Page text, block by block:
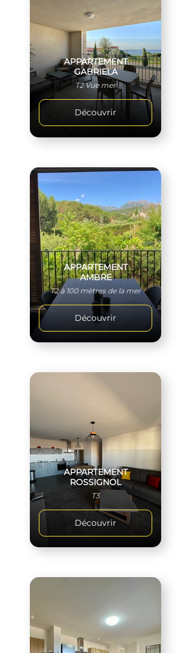
APPARTEMENT
GABRIELA
T2 Vue mer
Découvrir
APPARTEMENT
AMBRE
T2 à 100 mètres de la mer
Découvrir
APPARTEMENT
ROSSIGNOL
T3
Découvrir